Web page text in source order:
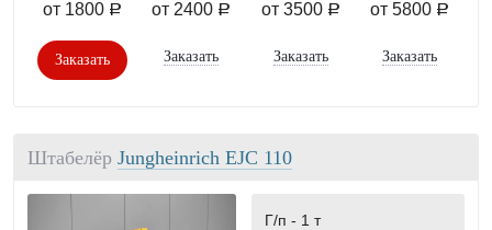
от 1800 a
Заказать
от 2400 a
Заказать
от 3500 a
Заказать
от 5800 a
Заказать
Штабелёр Jungheinrich EJC 110
Г/п - 1 т